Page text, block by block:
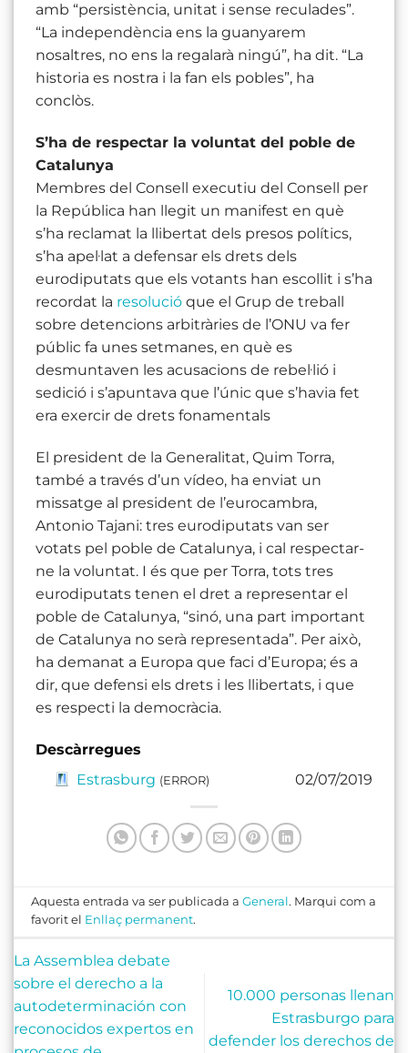
amb “persistència, unitat i sense reculades”.
“La independència ens la guanyarem
nosaltres, no ens la regalarà ningú”, ha dit. “La
historia es nostra i la fan els pobles”, ha
conclòs.
S’ha de respectar la voluntat del poble de
Catalunya
Membres del Consell executiu del Consell per
la República han llegit un manifest en què
s’ha reclamat la llibertat dels presos polítics,
s’ha apel·lat a defensar els drets dels
eurodiputats que els votants han escollit i s’ha
recordat la resolució que el Grup de treball
sobre detencions arbitràries de l’ONU va fer
públic fa unes setmanes, en què es
desmuntaven les acusacions de rebel·lió i
sedició i s’apuntava que l’únic que s’havia fet
era exercir de drets fonamentals
El president de la Generalitat, Quim Torra,
també a través d’un vídeo, ha enviat un
missatge al president de l’eurocambra,
Antonio Tajani: tres eurodiputats van ser
votats pel poble de Catalunya, i cal respectar-
ne la voluntat. I és que per Torra, tots tres
eurodiputats tenen el dret a representar el
poble de Catalunya, “sinó, una part important
de Catalunya no serà representada”. Per això,
ha demanat a Europa que faci d’Europa; és a
dir, que defensi els drets i les llibertats, i que
es respecti la democràcia.
Descàrregues
Estrasburg (ERROR) 02/07/2019
Aquesta entrada va ser publicada aGeneral. Marqui com a
favorit el Enllaç permanent.
La Assemblea debate
sobre el derecho a la
autodeterminación con
reconocidos expertos en
10.000 personas llenan
Estrasburgo para
defender los derechos de